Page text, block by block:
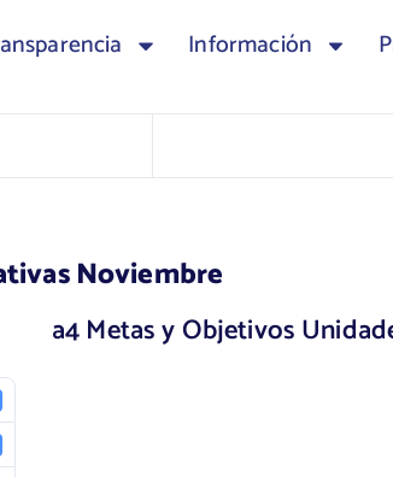
Información
Noviembre
a4 Metas y Objetivos